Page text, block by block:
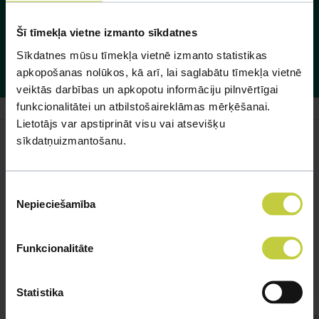
Šī tīmekļa vietne izmanto sīkdatnes
Sīkdatnes mūsu tīmekļa vietnē izmanto statistikas
apkopošanas nolūkos, kā arī, lai saglabātu tīmekļa vietnē
veiktās darbības un apkopotu informāciju pilnvērtīgai
funkcionalitātei un atbilstošaireklāmas mērķēšanai.
Lietotājs var apstiprināt visu vai atsevišķu
sīkdatņuizmantošanu.
izvēle
Nepieciešamība
Funkcionalitāte
Statistika
http://www.dinozoo.lv/content/view/25/51/
tām ir prasības un pēc iespējas tās izpildiet, citādi nav
nekādas jēgas iegādāties akvāriju.
Mūsu eksperti spēs atbildēt uz jebkuru Jūsu jautājumu
UZDOT JAUTĀJUMU